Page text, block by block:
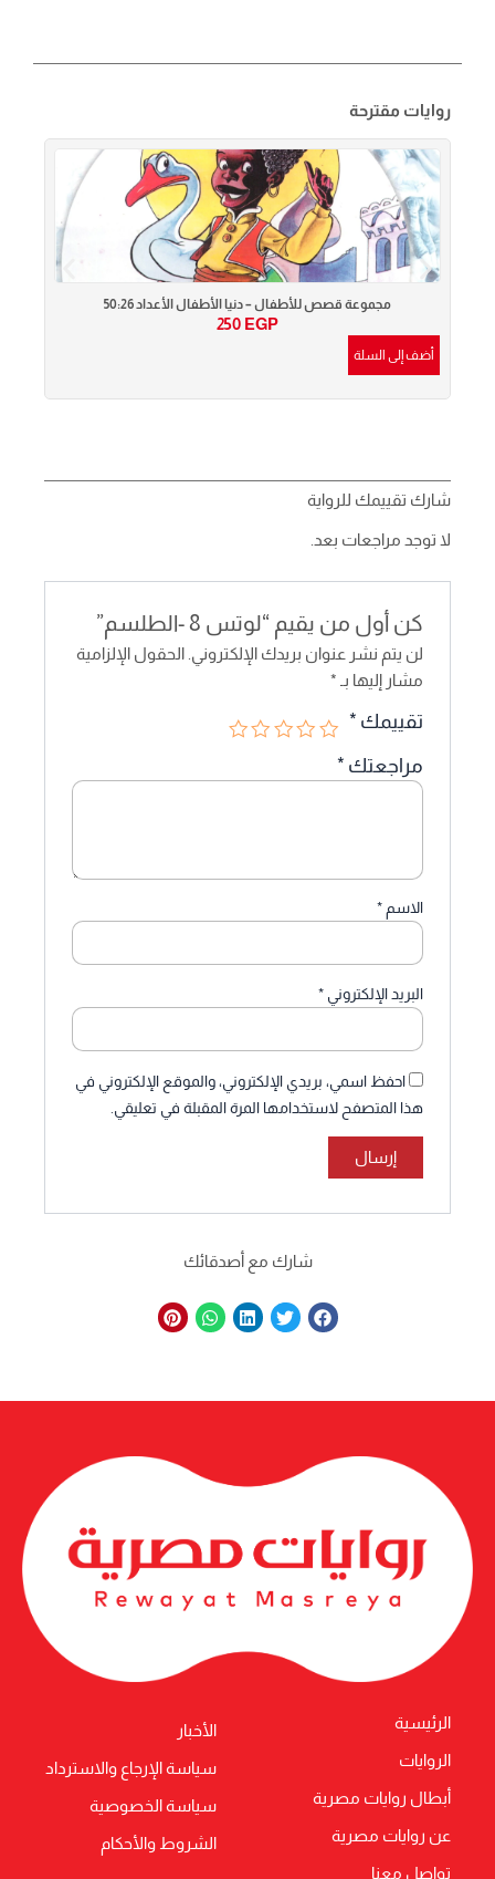
روايات مقترحة
مجموعة قصص للأطفال – دنيا الأطفال الأعداد 50:26
250 EGP
أضف إلى السلة
شارك تقييمك للرواية
لا توجد مراجعات بعد.
كن أول من يقيم “لوتس 8 -الطلسم”
لن يتم نشر عنوان بريدك الإلكتروني.
الحقول الإلزامية
مشار إليها بـ *
تقييمك *
مراجعتك *
الاسم*
البريد الإلكتروني*
احفظ اسمي، بريدي الإلكتروني، والموقع الإلكتروني في
هذا المتصفح لاستخدامها المرة المقبلة في تعليقي.
شارك مع أصدقائك
الرئيسية
الروايات
أبطال روايات مصرية
عن روايات مصرية
تواصل معنا
الأخبار
سياسة الإرجاع والاسترداد
سياسة الخصوصية
الشروط والأحكام